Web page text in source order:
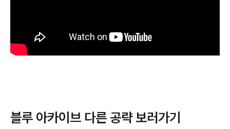
블루 아카이브 다른 공략 보러가기